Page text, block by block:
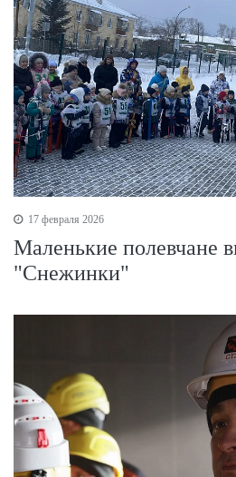
17 февраля 2026
Маленькие
"Снежинки"